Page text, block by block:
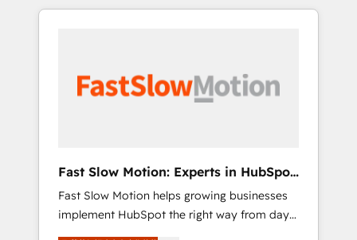
Implementation, Data Migration & Custom
messy data, and disconnected teams getting
so it actually drives revenue, not just reports
reporting - Workflow automation and data
clean-up - Sales enablement and team
training - Ongoing optimisation and RevOps
support Based in Leeds and London, we
Fast Slow Motion: Experts in HubSpot
& Salesforce
Fast Slow Motion helps growing businesses
implement HubSpot the right way from day
one — with the flexibility to scale as